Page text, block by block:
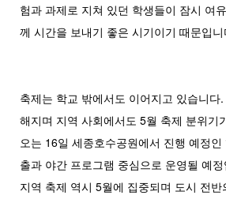
험과 과제로 지쳐 있던 학생들이 잠시 여
께 시간을 보내기 좋은 시기이기 때문입니
축제는 학교 밖에서도 이어지고 있습니다
해지며 지역 사회에서도 5월 축제 분위기
오는 16일 세종호수공원에서 진행 예정
출과 야간 프로그램 중심으로 운영될 예
지역 축제 역시 5월에 집중되며 도시 전